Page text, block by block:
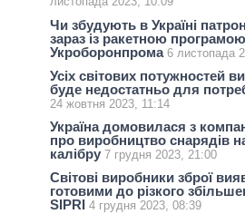
Чи збудують в Україні
зараз із ракетною
Укроборонпрома 6 листопада
Усіх світових потужностей
буде недостатньо для
24 жовтня 2023, 11:14
Україна домовилася з
про виробництво снарядів
калібру 7 грудня 2023, 21:00
Світові виробники зброї
готовими до різкого
SIPRI 4 грудня 2023, 08:39